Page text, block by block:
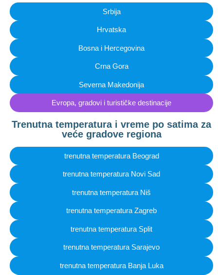
Srbija
Hrvatska
Bosna i Hercegovina
Crna Gora
Severna Makedonija
Evropa, gradovi i turističke destinacije
Trenutna temperatura i vreme po satima za
veće gradove regiona
trenutna temperatura Beograd
trenutna temperatura Novi Sad
trenutna temperatura Niš
trenutna temperatura Zagreb
trenutna temperatura Split
trenutna temperatura Sarajevo
trenutna temperatura Banja Luka